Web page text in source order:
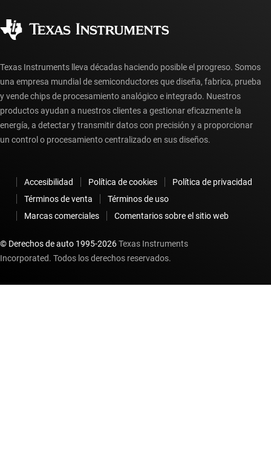
Preguntas frecuentes sobre la cuenta myTI
Texas Instruments lleva décadas haciendo posible el progreso. Somos
una empresa mundial de semiconductores que diseña, fabrica, prueba
y vende chips de procesamiento analógico e integrado. Nuestros
productos ayudan a nuestros clientes a gestionar eficazmente la
energía, a detectar y transmitir datos con precisión y a proporcionar
un control o procesamiento centralizado en sus diseños.
Accesibilidad Política de cookies
Política de privacidad
Términos de venta
Términos de uso
Marcas comerciales
Comentarios sobre el sitio web
© Derechos de auto 1995-2026Texas Instruments
Incorporated. Todos los derechos reservados.